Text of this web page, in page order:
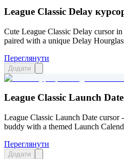
League Classic Delay
Cute League Classic Delay cursor
paired with a unique Delay
Переглянути
Додати
League Classic Launch
League Classic Launch Date cursor
buddy with a themed Launch
Переглянути
Додати